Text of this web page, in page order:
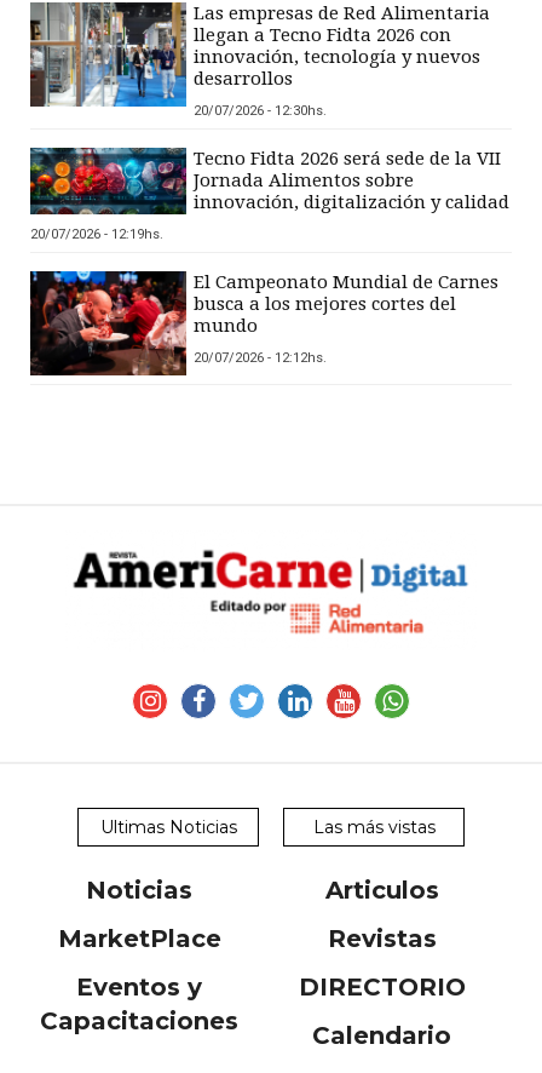
Las empresas de Red Alimentaria
llegan a Tecno Fidta 2026 con
innovación, tecnología y nuevos
desarrollos
20/07/2026 - 12:30hs.
Tecno Fidta 2026 será sede de la VII
Jornada Alimentos sobre
innovación, digitalización y calidad
20/07/2026 - 12:19hs.
El Campeonato Mundial de Carnes
busca a los mejores cortes del
mundo
20/07/2026 - 12:12hs.
Ultimas Noticias Las más vistas
Noticias
Articulos
MarketPlace
Revistas
Eventos y
Capacitaciones
DIRECTORIO
Calendario